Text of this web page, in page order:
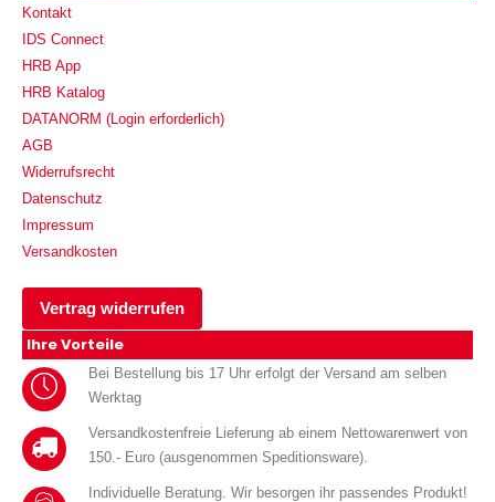
Kontakt
IDS Connect
HRB App
HRB Katalog
DATANORM (Login erforderlich)
AGB
Widerrufsrecht
Datenschutz
Impressum
Versandkosten
Vertrag widerrufen
Ihre Vorteile
Bei Bestellung bis 17 Uhr erfolgt der Versand am selben
Werktag
Versandkostenfreie Lieferung ab einem Nettowarenwert von
150.- Euro (ausgenommen Speditionsware).
Individuelle Beratung. Wir besorgen ihr passendes Produkt!